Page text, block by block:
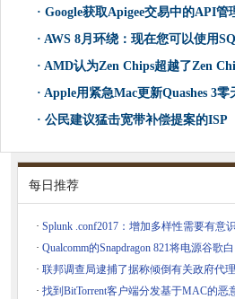
· Google获取Apigee交易中的API管
· AWS 8月环绕：现在您可以使用
· AMD认为Zen Chips超越了Zen
· Apple用紧急Mac更新Quashes 3零
· 公民建议猛击宽带补偿提案的ISP
每日推荐
· Splunk .conf2017：增加多样性需要有意
· Qualcomm的Snapdragon 821将电源谷歌
· 联邦调查局逮捕了据称倾倒有关政府代
· 找到BitTorrent客户端分发基于MAC的恶